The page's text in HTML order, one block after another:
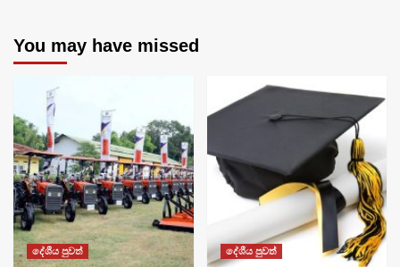
You may have missed
දේශීය පුවත් දේශීය පුවත්